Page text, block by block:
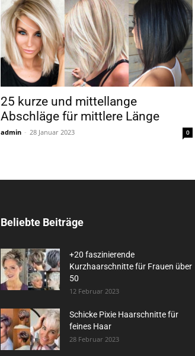
25 kurze und mittellange
Abschläge für mittlere Länge
admin - 28 Januar 2023 0
Beliebte Beiträge
+20 faszinierende
Kurzhaarschnitte für Frauen über
50
12 Februar 2023
Schicke Pixie Haarschnitte für
feines Haar
28 Februar 2023